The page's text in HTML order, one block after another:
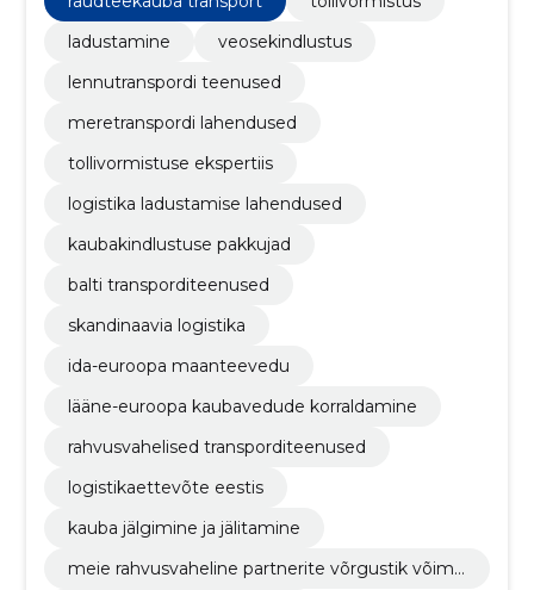
ladustamine
veosekindlustus
lennutranspordi teenused
meretranspordi lahendused
tollivormistuse ekspertiis
logistika ladustamise lahendused
kaubakindlustuse pakkujad
balti transporditeenused
skandinaavia logistika
ida-euroopa maanteevedu
lääne-euroopa kaubavedude korraldamine
rahvusvahelised transporditeenused
logistikaettevõte eestis
kauba jälgimine ja jälitamine
meie rahvusvaheline partnerite võrgustik võima